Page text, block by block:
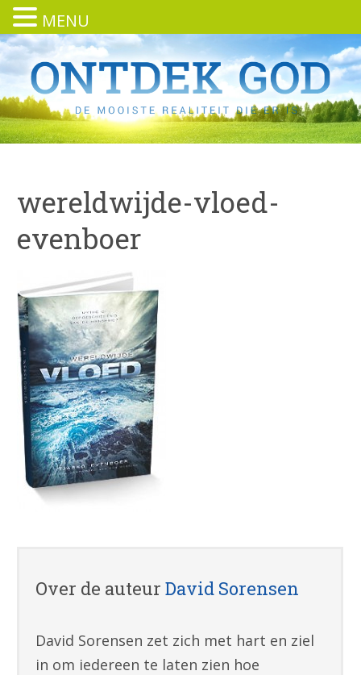
wereldwijde-vloed-
evenboer
Over de auteurDavid Sorensen
David Sorensen zet zich met hart en ziel
in om iedereen te laten zien hoe
MENU